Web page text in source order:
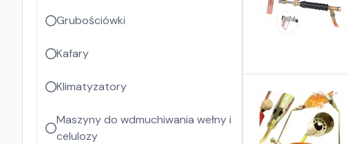
Grubościówki
Kafary
Klimatyzatory
Maszyny do wdmuchiwania wełny i
celulozy